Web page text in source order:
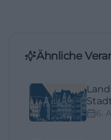
Ähnliche
6.